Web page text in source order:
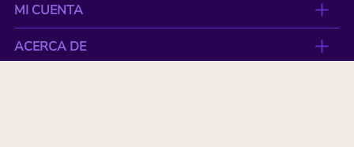
MI CUENTA
ACERCA DE